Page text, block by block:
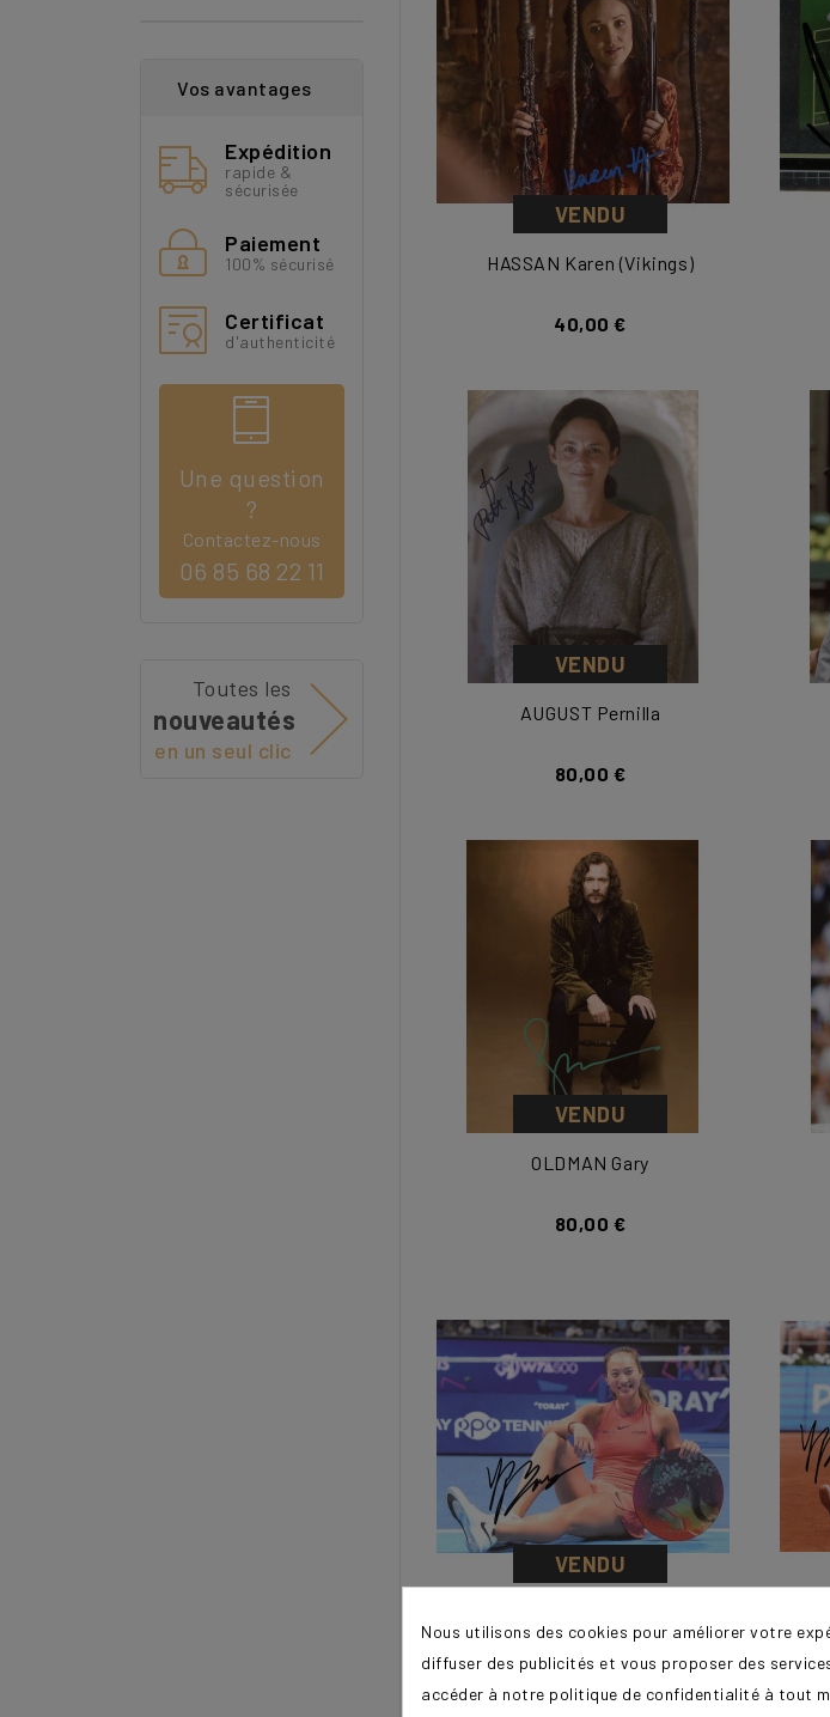
Vos avantages
Expédition
rapide &
sécurisée
Paiement
100% sécurisé
Certificat
d'authenticité
Une question
?
Contactez-nous
06 85 68 22 11
Toutes les
nouveautés
en un seul clic
VENDU
HASSAN Karen (Vikings)
40,00 €
VENDU
AUGUST Pernilla
80,00 €
VENDU
OLDMAN Gary
80,00 €
VENDU
50,00 €
Nous utilisons des cookies pour améliorer votre
diffuser des publicités et vous proposer des
accéder à notre politique de confidentialité à tout